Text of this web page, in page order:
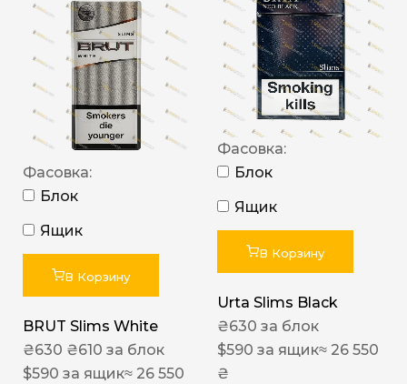
Фасовка:
Блок
Ящик
В Корзину
BRUT Slims White
₴630 ₴610 за блок
$590 за ящик≈ 26 550
Фасовка:
Блок
Ящик
В Корзину
Urta Slims Black
₴630 за блок
$590 за ящик≈ 26 550
₴